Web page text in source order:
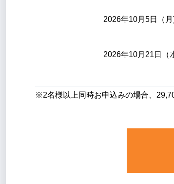
2026年10月5日
2026年10月21日
※2名様以上同時お申込みの場合、